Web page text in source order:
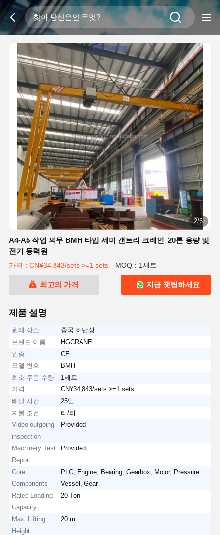
3/6
A4-A5 작업 의무 BMH 타입 세미 갠트리 크레인, 20톤 용량 및
전기 동력원
가격：CN¥34,843/sets >=1 sets MOQ：1세트
최고의 가격 지금 챗팅하세요
제품 설명
원래 장소
중국 허난성
브랜드 이름
HGCRANE
인증
CE
모델 번호
BMH
최소 주문 수량
1세트
가격
CN¥34,843/sets >=1 sets
배달 시간
25일
지불 조건
티/티
Video outgoing-
inspection
Provided
Machinery Test
Report
Provided
Core
Components
PLC, Engine, Bearing, Gearbox, Motor, Pressure
Vessel, Gear
Rated Loading
Capacity
20 Ton
Max. Lifting
Height
20 m